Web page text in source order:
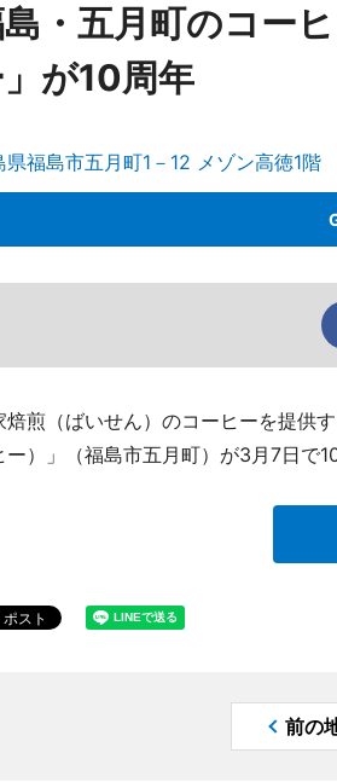
・五月町のコー
が10周年
県福島市五月町1－12 メゾン高徳1階
焙煎（ばいせん）のコーヒーを提供
ー）」（福島市五月町）が3月7日で
前の